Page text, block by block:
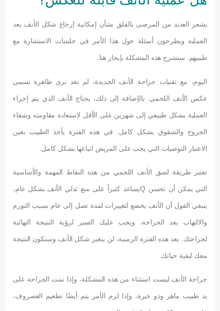
يشعر العديد من المرضى بالقلق بشأن إمكانية إرجاع شكل الأنف بعد
العملية ويطرحون أسئلة حول هذا الأمر في جلسات الاستشارة مع
طبيبهم. سنشرح هذه المشكلة بإيجاز هنا.
اليوم، مع تقنيات جراحة الأنف الجديدة، لم نعد نرى ظاهرة تسمى
عكس الأنف اللحمي. بالإضافة إلى ذلك، يحتاج الأنف الذي يتم إجراء
العملية بشكل طبيعي إلى شهرين على الأقل لاستعادة مقاومته وشفاء
الجروح والشقوق بشكل كامل. في هذه الفترة يأخذ الطبيب بعين
الاعتبار التوصيات التي يجب على المريض اتباعها بشكل كامل.
تعتبر طريقة لصق الأنف اللحمي من هذه النقاط المهمة والأساسية
التي يمكن أن تحسن Qيساعد كثيراً على منع تدلي الأنف.بشكل عام،
ينبغي القول أن الأنف يخضع لتغييرات لمدة تصل إلى عام بسبب التورم
والالتهاب بعد الجراحة، ويجب عليك الصبر لرؤية النتيجة النهائية
لجراحتك. بعد هذه الفترة الزمنية، لن يتغير شكل الأنف وستكون النتيجة
معك لبقية حياتك.
جراحة الأنف ليست استثناء من هذه المشكلة، وإذا تمت الجراحة على
يد طبيب ماهر وذو خبرة، وإذا لزم الأمر يتم أيضًا تطعيم الغضروف،